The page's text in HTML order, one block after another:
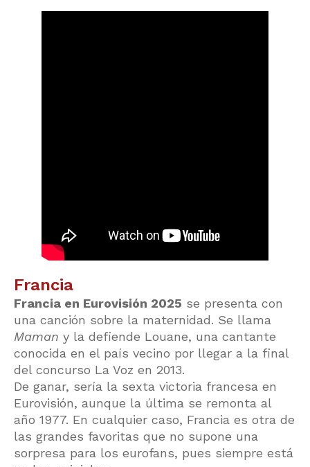
Francia
Francia en Eurovisión 2025 se presenta con
una canción sobre la maternidad. Se llama
Maman y la defiende Louane, una cantante
conocida en el país vecino por llegar a la final
del concurso La Voz en 2013.
De ganar, sería la sexta victoria francesa en
Eurovisión, aunque la última se remonta al
año 1977. En cualquier caso, Francia es otra de
las grandes favoritas que no supone una
sorpresa para los eurofans, pues siempre está